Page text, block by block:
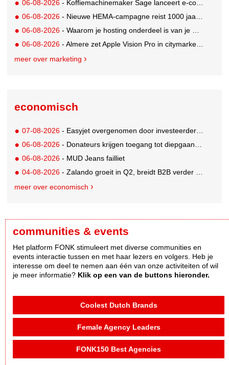
06-08-2026 - Koffiemachinemaker Sage lanceert e-commerceplatform voor koffieliefhebbers
06-08-2026 - Nieuwe HEMA-campagne reist 1000 jaar terug in de tijd naar 'Hemastein'
06-08-2026 - Waarom je hosting onderdeel is van je merkstrategie
06-08-2026 - Almere zet Apple Vision Pro in citymarketing
meer over marketing
economisch
07-08-2026 - Easyjet overgenomen door investeerder Apollo
06-08-2026 - Donateurs krijgen toegang tot diepgaandere informatie over goede doelen
06-08-2026 - MUD Jeans failliet
04-08-2026 - Zalando groeit in Q2, breidt B2B verder uit en innoveert met AI
meer over economisch
communities & events
Het platform FONK stimuleert met diverse communities en
events interactie tussen en met haar lezers en volgers. Heb je
interesse om deel te nemen aan één van onze activiteiten of wil
je meer informatie? Klik op een van de buttons hieronder.
Coolest Dutch Brands
Female Agency Leaders
FONK150 Best Agencies